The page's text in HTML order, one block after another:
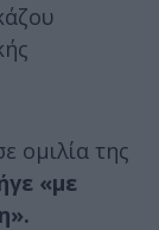
ομιλία της
«με